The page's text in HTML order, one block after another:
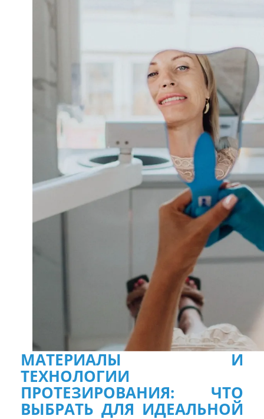
МАТЕРИАЛЫ И
ТЕХНОЛОГИИ
ПРОТЕЗИРОВАНИЯ: ЧТО
ВЫБРАТЬ ДЛЯ ИДЕАЛЬНОЙ